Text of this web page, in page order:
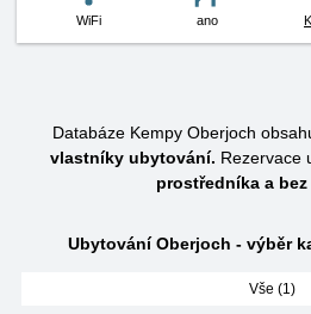
WiFi ano
Databáze Kempy Oberjoch
vlastníky ubytování. Rezervace
prostředníka a
Ubytování Oberjoch - výběr
Vše (1)